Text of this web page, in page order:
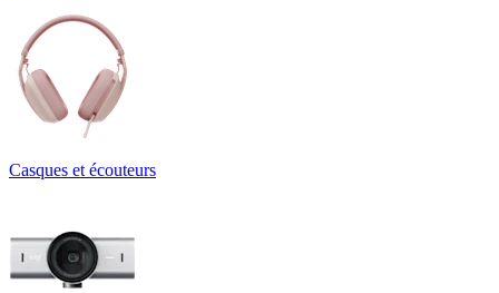
Casques et écouteurs